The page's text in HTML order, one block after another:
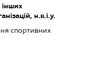
інших
н.в.і.у.
спортивних